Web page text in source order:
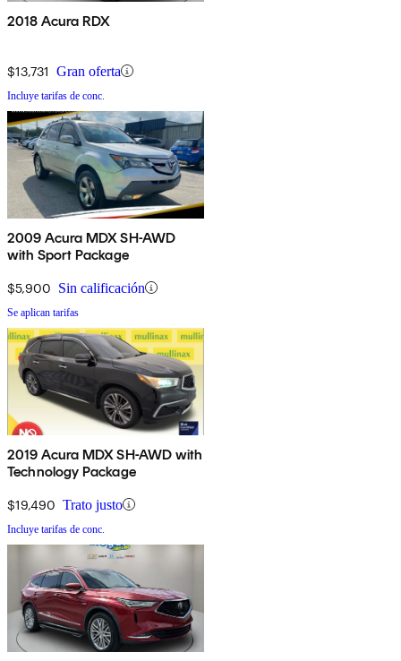
2018 Acura RDX
$13,731 Gran oferta
Incluye tarifas de conc.
2009 Acura MDX SH-AWD
with Sport Package
$5,900 Sin calificación
Se aplican tarifas
2019 Acura MDX SH-AWD with
Technology Package
$19,490 Trato justo
Incluye tarifas de conc.